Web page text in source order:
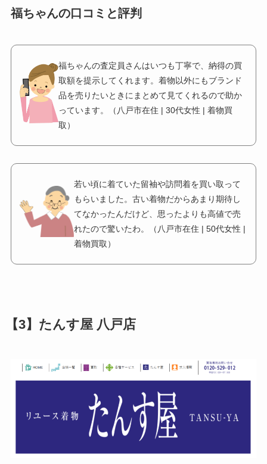
福ちゃんの口コミと評判
福ちゃんの査定員さんはいつも丁寧で、納得の買
取額を提示してくれます。着物以外にもブランド
品を売りたいときにまとめて見てくれるので助か
っています。（八戸市在住 | 30代女性 | 着物買
取）
若い頃に着ていた留袖や訪問着を買い取って
もらいました。古い着物だからあまり期待し
てなかったんだけど、思ったよりも高値で売
れたので驚いたわ。（八戸市在住 | 50代女性 |
着物買取）
【3】たんす屋 八戸店